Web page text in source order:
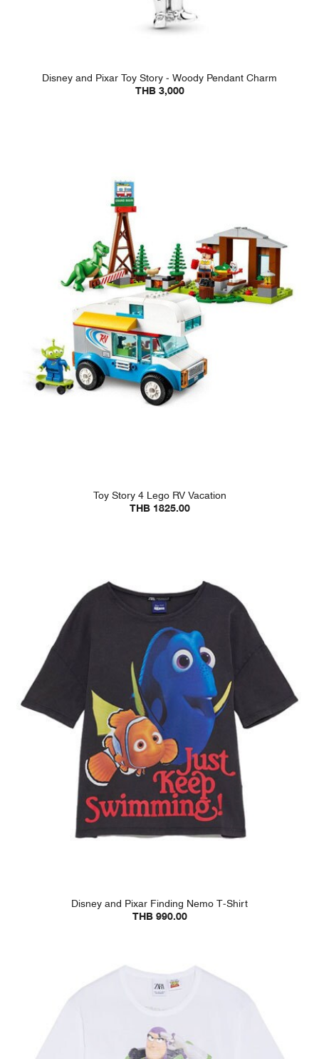
Disney and Pixar Toy Story - Woody Pendant Charm
THB 3,000
Toy Story 4 Lego RV Vacation
THB 1825.00
Disney and Pixar Finding Nemo T-Shirt
THB 990.00